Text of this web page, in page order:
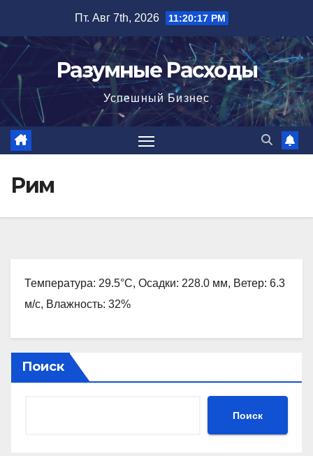
содержимому
Пт. Авг 7th, 2026 11:20:18 PM
Разумные Расходы
Успешный Бизнес
Рим
Температура: 29.5°C, Осадки: 228.0 мм, Ветер: 6.3
м/с, Влажность: 32%
Поиск
Поиск